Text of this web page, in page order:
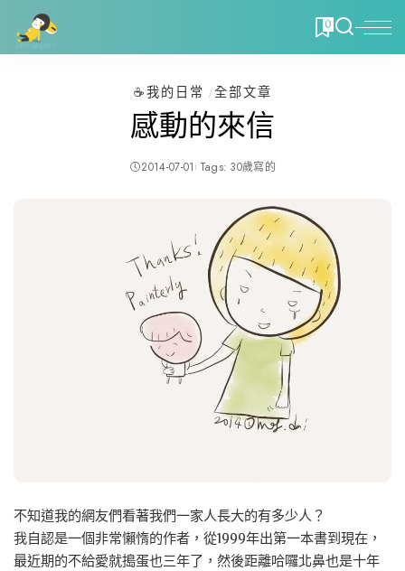
0
☕️我的日常 全部文章
感動的來信
2014-07-01 Tags: 30歲寫的
不知道我的網友們看著我們一家人長大的有多少人？
我自認是一個非常懶惰的作者，從1999年出第一本書到現在，
最近期的不給愛就搗蛋也三年了，然後距離哈囉北鼻也是十年